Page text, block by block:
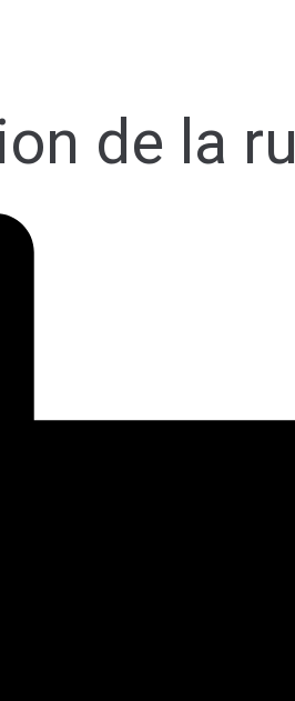
de la